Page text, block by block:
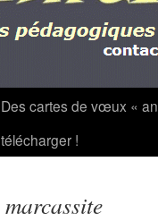
Des cartes de vœux «
télécharger !
marcassite